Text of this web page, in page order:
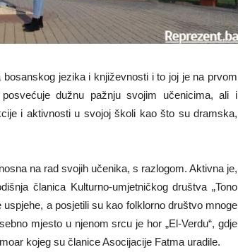
jezika i književnosti i to joj je na prvom
dužnu pažnju svojim učenicima, ali i
i aktivnosti u svojoj školi kao što su dramska,
na rad svojih učenika, s razlogom. Aktivna je,
članica Kulturno-umjetničkog društva „Tono
a posjetili su kao folklorno društvo mnoge
mjesto u njenom srcu je hor „El-Verdu“, gdje
kojeg su članice Asocijacije Fatma uradile.